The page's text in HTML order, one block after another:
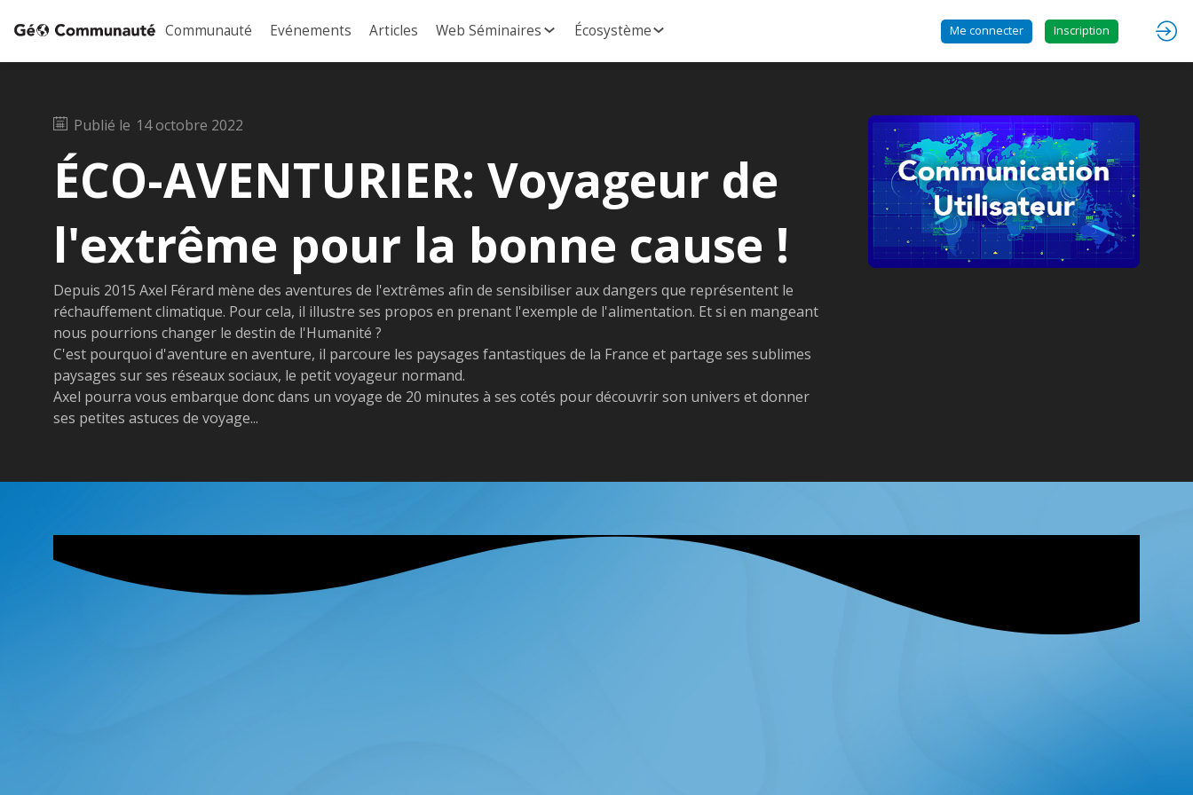
Communauté Evénements Articles Web Séminaires Écosystème Me connecter Inscription
Publié le 14 octobre 2022
ÉCO-AVENTURIER: Voyageur de
l'extrême pour la bonne cause !
Depuis 2015 Axel Férard mène des aventures de l'extrêmes afin de sensibiliser aux dangers que représentent le
réchauffement climatique. Pour cela, il illustre ses propos en prenant l'exemple de l'alimentation. Et si en mangeant
nous pourrions changer le destin de l'Humanité ?
C'est pourquoi d'aventure en aventure, il parcoure les paysages fantastiques de la France et partage ses sublimes
paysages sur ses réseaux sociaux, le petit voyageur normand.
Axel pourra vous embarque donc dans un voyage de 20 minutes à ses cotés pour découvrir son univers et donner
ses petites astuces de voyage...